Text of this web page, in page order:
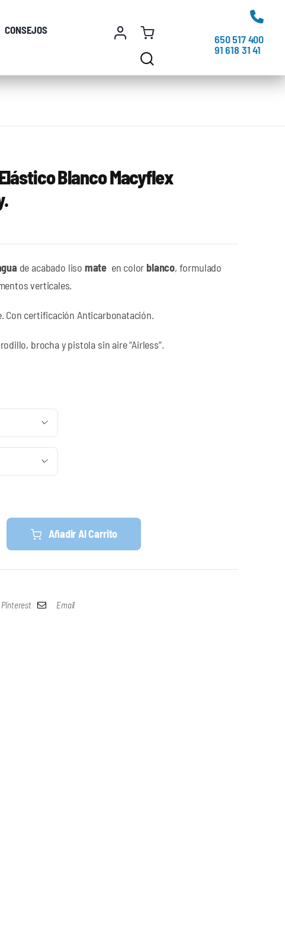
CONSEJOS
650 517 400
91 618 31 41
Blanco Macyflex
de acabado liso mate en colorblanco, formulado
verticales.
Con certificación Anticarbonatación.
brocha y pistola sin aire “Airless”.
€
€


Añadir Al Carrito
Pinterest Email